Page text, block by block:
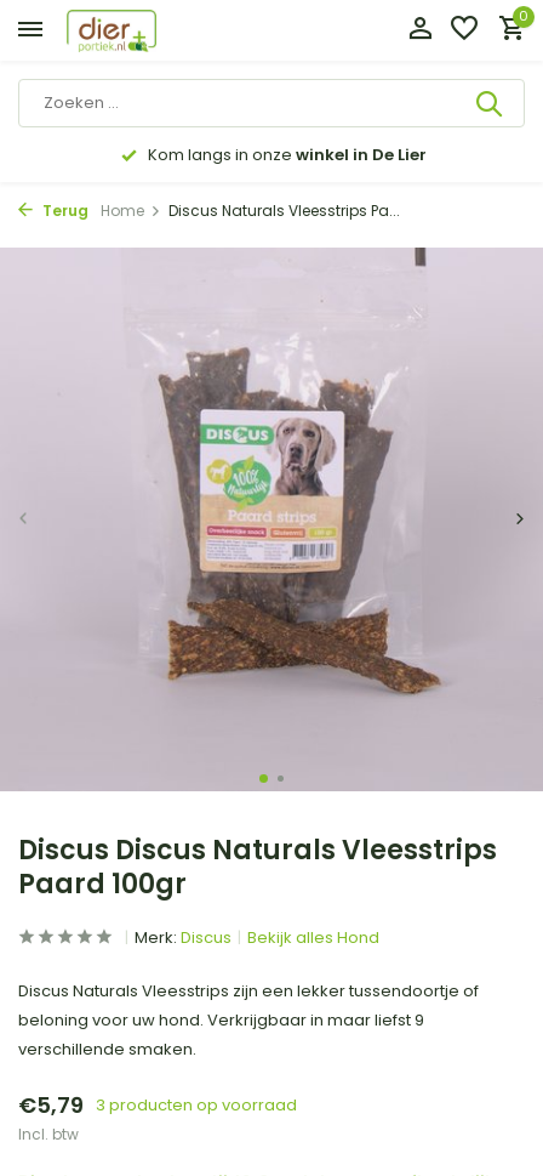
0
Kom langs in onze winkel in De Lier
Terug Home Discus Naturals Vleesstrips Pa...
Discus Discus Naturals Vleesstrips
Paard 100gr
Merk: Discus Bekijk alles Hond
Discus Naturals Vleesstrips zijn een lekker tussendoortje of
beloning voor uw hond. Verkrijgbaar in maar liefst 9
verschillende smaken.
€5,79 3 producten op voorraad
Incl. btw